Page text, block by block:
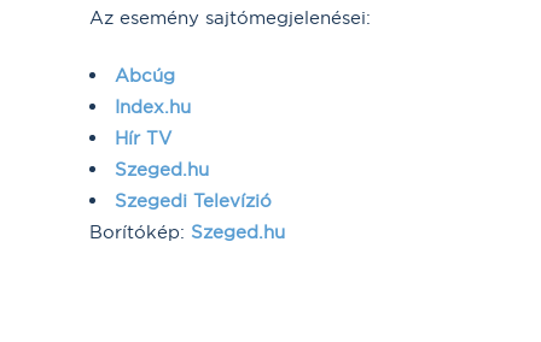
Az esemény sajtómegjelenései:
Abcúg
Index.hu
Hír TV
Szeged.hu
Szegedi Televízió
Borítókép: Szeged.hu